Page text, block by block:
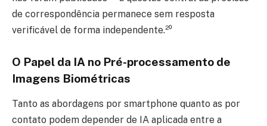
de correspondência permanece sem resposta
verificável de forma independente.²⁰
O Papel da IA no Pré-processamento de
Imagens Biométricas
Tanto as abordagens por smartphone quanto as por
contato podem depender de IA aplicada entre a